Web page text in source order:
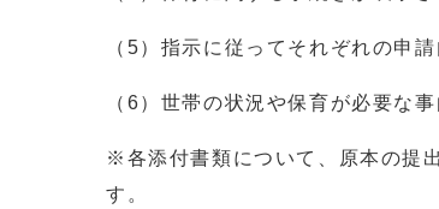
（5）指示に従ってそれぞれの申
（6）世帯の状況や保育が必要な
※各添付書類について、原本の提
す。